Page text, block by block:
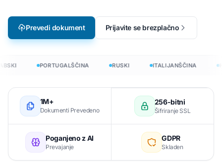
Prevedi dokument Prijavite se brezplačno
PORTUGALŠČINA RUSKI ITALIJANŠČINA
1M+
Dokumenti Prevedeno
256-bitni
Šifriranje SSL
Poganjeno z AI
Prevajanje
GDPR
Skladen